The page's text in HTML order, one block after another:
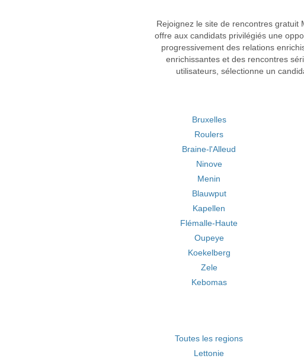
Rejoignez le site de rencontres gratuit
offre aux candidats privilégiés une
progressivement des relations
enrichissantes et des rencontres
utilisateurs, sélectionne un
Bruxelles
Roulers
Braine-l'Alleud
Ninove
Menin
Blauwput
Kapellen
Flémalle-Haute
Oupeye
Koekelberg
Zele
Kebomas
Toutes les regions
Lettonie